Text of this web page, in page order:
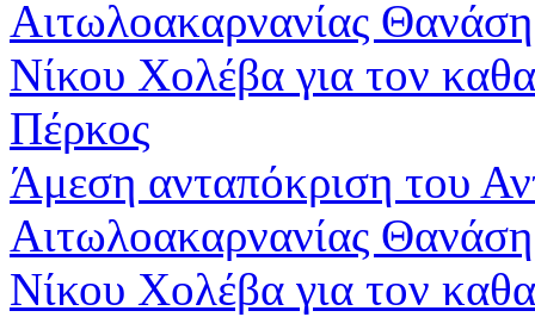
Άμεση ανταπόκριση του
Αιτωλοακαρνανίας
Νίκου Χολέβα για τον